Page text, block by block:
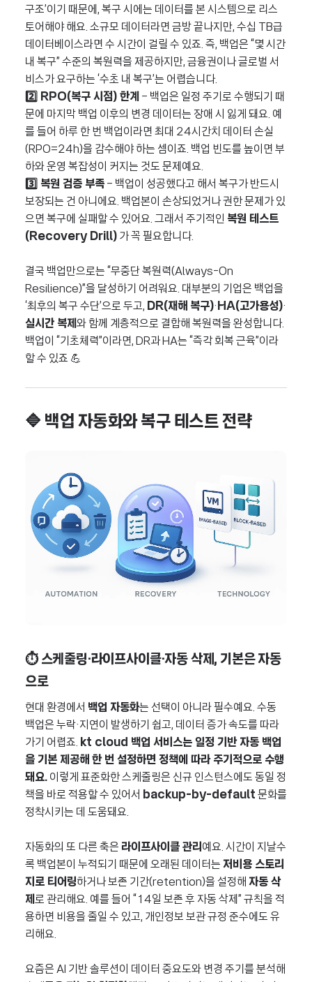
구조’이기 때문에, 복구 시에는 데이터를 본 시스템으로 리스
토어해야 해요. 소규모 데이터라면 금방 끝나지만, 수십 TB급
데이터베이스라면 수 시간이 걸릴 수 있죠. 즉, 백업은 “몇 시간
내 복구” 수준의 복원력을 제공하지만, 금융권이나 글로벌 서
비스가 요구하는 ‘수초 내 복구’는 어렵습니다.
2️⃣ RPO(복구 시점) 한계 – 백업은 일정 주기로 수행되기 때
문에 마지막 백업 이후의 변경 데이터는 장애 시 잃게 돼요. 예
를 들어 하루 한 번 백업이라면 최대 24시간치 데이터 손실
(RPO=24h)을 감수해야 하는 셈이죠. 백업 빈도를 높이면 부
하와 운영 복잡성이 커지는 것도 문제예요.
3️⃣ 복원 검증 부족 – 백업이 성공했다고 해서 복구가 반드시
보장되는 건 아니에요. 백업본이 손상되었거나 권한 문제가 있
으면 복구에 실패할 수 있어요. 그래서 주기적인 복원 테스트
(Recovery Drill) 가 꼭 필요합니다.
결국 백업만으로는 “무중단 복원력(Always-On
Resilience)”을 달성하기 어려워요. 대부분의 기업은 백업을
‘최후의 복구 수단’으로 두고, DR(재해 복구)· HA(고가용성)·
실시간 복제 와 함께 계층적으로 결합해 복원력을 완성합니다.
백업이 “기초체력”이라면, DR과 HA는 “즉각 회복 근육”이라
할 수 있죠 💪
🔷 백업 자동화와 복구 테스트 전략
⏱️ 스케줄링·라이프사이클·자동 삭제, 기본은 자동
으로
현대 환경에서 백업 자동화는 선택이 아니라 필수예요. 수동
백업은 누락·지연이 발생하기 쉽고, 데이터 증가 속도를 따라
가기 어렵죠. kt cloud 백업 서비스는 일정 기반 자동 백업
을 기본 제공해 한 번 설정하면 정책에 따라 주기적으로 수행
돼요. 이렇게 표준화한 스케줄링은 신규 인스턴스에도 동일 정
책을 바로 적용할 수 있어서 backup-by-default 문화를
정착시키는 데 도움돼요.
자동화의 또 다른 축은 라이프사이클 관리 예요. 시간이 지날수
록 백업본이 누적되기 때문에 오래된 데이터는 저비용 스토리
지로 티어링하거나 보존 기간(retention)을 설정해 자동 삭
제 로 관리해요. 예를 들어 “14일 보존 후 자동 삭제” 규칙을 적
용하면 비용을 줄일 수 있고, 개인정보 보관 규정 준수에도 유
리해요.
요즘은 AI 기반 솔루션이 데이터 중요도와 변경 주기를 분석해